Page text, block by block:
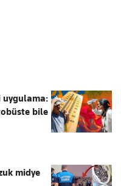
uygulama:
bile
midye